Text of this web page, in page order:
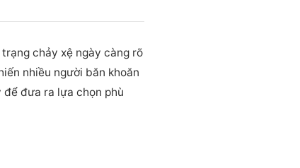
chảy xệ ngày càng rõ
nhiều người băn khoăn
đưa ra lựa chọn phù